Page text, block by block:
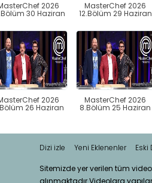
2026
30 Haziran
MasterChef 2026
12.Bölüm 29 Haziran
2026
26 Haziran
MasterChef 2026
8.Bölüm 25 Haziran
Dizi izle Yeni Eklenenler Eski
Sitemizde yer verilen tüm